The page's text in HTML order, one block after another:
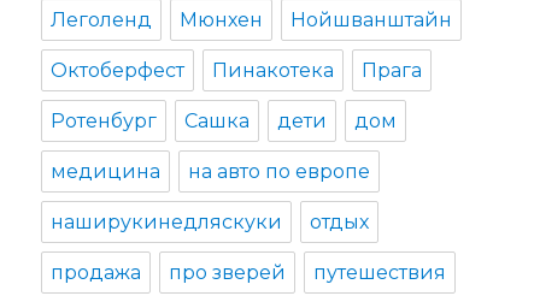
Леголенд Мюнхен Нойшванштайн
Октоберфест Пинакотека Прага
Ротенбург Сашка дети дом
медицина на авто по европе
наширукинедляскуки отдых
продажа про зверей путешествия